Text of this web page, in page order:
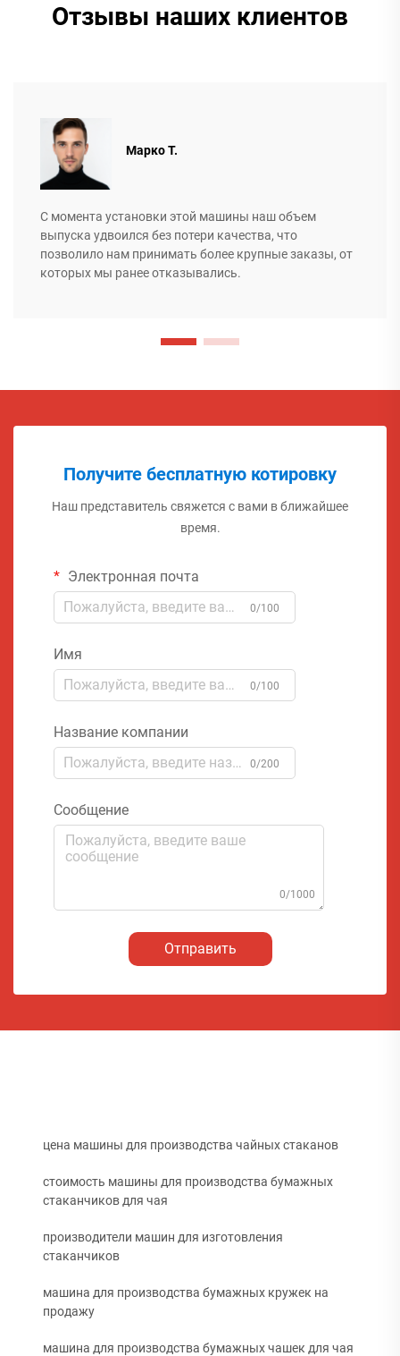
Отзывы наших клиентов
Марко Т.
С момента установки этой машины наш объем
выпуска удвоился без потери качества, что
позволило нам принимать более крупные заказы, от
которых мы ранее отказывались.
Получите бесплатную котировку
Наш представитель свяжется с вами в ближайшее
время.
Электронная почта
0/100
Имя
0/100
Название компании
0/200
Сообщение
0/1000
Отправить
цена машины для производства чайных стаканов
стоимость машины для производства бумажных
стаканчиков для чая
производители машин для изготовления
стаканчиков
машина для производства бумажных кружек на
продажу
машина для производства бумажных чашек для чая